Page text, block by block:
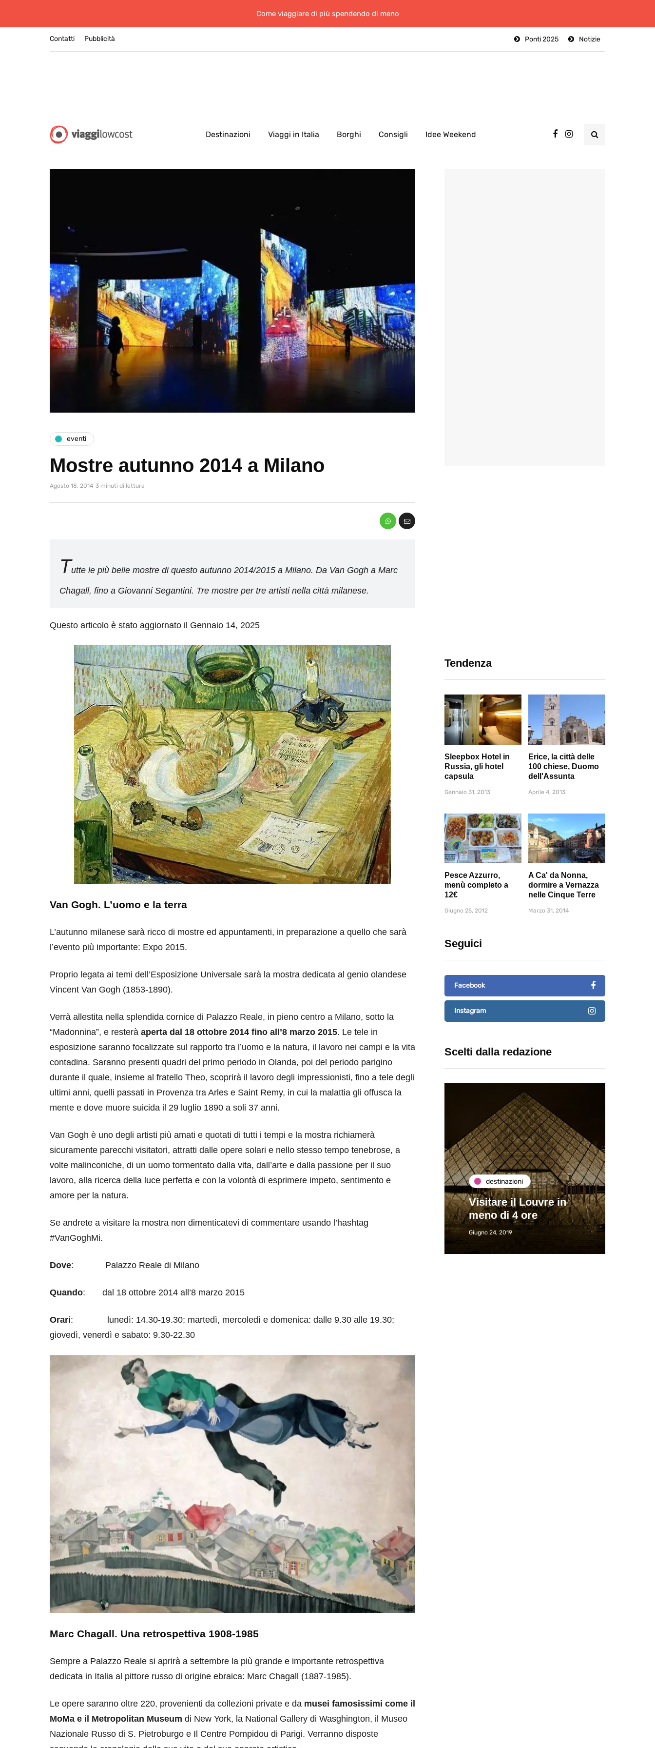
Come viaggiare di più spendendo di meno
Contatti Notizie
Ponti 2025
Pubblicità
Destinazioni Viaggi in Italia Borghi Consigli Idee Weekend
eventi
Mostre autunno 2014 a Milano
Agosto 18, 2014 3 minuti di lettura
Tutte le più belle mostre di questo autunno 2014/2015 a Milano. Da Van Gogh a Marc
Chagall, fino a Giovanni Segantini. Tre mostre per tre artisti nella città milanese.
Questo articolo è stato aggiornato il Gennaio 14, 2025
Van Gogh. L’uomo e la terra
L’autunno milanese sarà ricco di mostre ed appuntamenti, in preparazione a quello che sarà
l’evento più importante: Expo 2015.
Proprio legata ai temi dell’Esposizione Universale sarà la mostra dedicata al genio olandese
Vincent Van Gogh (1853-1890).
Verrà allestita nella splendida cornice di Palazzo Reale, in pieno centro a Milano, sotto la
“Madonnina”, e resterà aperta dal 18 ottobre 2014 fino all’8 marzo 2015. Le tele in
esposizione saranno focalizzate sul rapporto tra l’uomo e la natura, il lavoro nei campi e la vita
contadina. Saranno presenti quadri del primo periodo in Olanda, poi del periodo parigino
durante il quale, insieme al fratello Theo, scoprirà il lavoro degli impressionisti, fino a tele degli
ultimi anni, quelli passati in Provenza tra Arles e Saint Remy, in cui la malattia gli offusca la
mente e dove muore suicida il 29 luglio 1890 a soli 37 anni.
Van Gogh è uno degli artisti più amati e quotati di tutti i tempi e la mostra richiamerà
sicuramente parecchi visitatori, attratti dalle opere solari e nello stesso tempo tenebrose, a
volte malinconiche, di un uomo tormentato dalla vita, dall’arte e dalla passione per il suo
lavoro, alla ricerca della luce perfetta e con la volontà di esprimere impeto, sentimento e
amore per la natura.
Se andrete a visitare la mostra non dimenticatevi di commentare usando l’hashtag
#VanGoghMi.
Dove: Palazzo Reale di Milano
Quando: dal 18 ottobre 2014 all’8 marzo 2015
Orari: lunedì: 14.30-19.30; martedì, mercoledì e domenica: dalle 9.30 alle 19.30;
giovedì, venerdì e sabato: 9.30-22.30
Marc Chagall. Una retrospettiva 1908-1985
Sempre a Palazzo Reale si aprirà a settembre la più grande e importante retrospettiva
dedicata in Italia al pittore russo di origine ebraica: Marc Chagall (1887-1985).
Le opere saranno oltre 220, provenienti da collezioni private e da musei famosissimi come il
MoMa e il Metropolitan Museum di New York, la National Gallery di Wasghington, il Museo
Nazionale Russo di S. Pietroburgo e Il Centre Pompidou di Parigi. Verranno disposte
Tendenza
Sleepbox Hotel in
Russia, gli hotel
capsula
Gennaio 31, 2013
Erice, la città delle
100 chiese, Duomo
dell'Assunta
Aprile 4, 2013
Pesce Azzurro,
menù completo a
12€
Giugno 25, 2012
A Ca' da Nonna,
dormire a Vernazza
nelle Cinque Terre
Marzo 31, 2014
Seguici
Facebook
Instagram
Scelti dalla redazione
il Louvre in
destinazioni eventi destinazioni
Visitare il Louvre in
meno di 4 ore
Giugno 24, 2019